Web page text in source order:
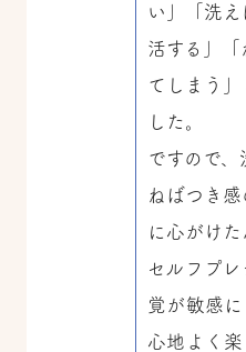
い」「洗
活する」「
てしまう」
した。
ですので
ねばつき
に心がけた
セルフプ
覚が敏感
心地よく